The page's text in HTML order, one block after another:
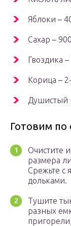
Яблоки –
Сахар –
Гвоздика
Корица –
Душистый
Готовим по
Очистите
размера
Срежьте с
дольками.
Тушите
разных